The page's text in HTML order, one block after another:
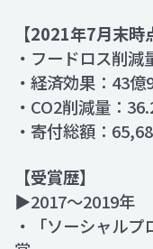
【2021年7月末時
・フードロス削
・経済効果：43
・CO2削減量：
・寄付総額：
【受賞歴】
▶2017～2019年
・「ソーシャル